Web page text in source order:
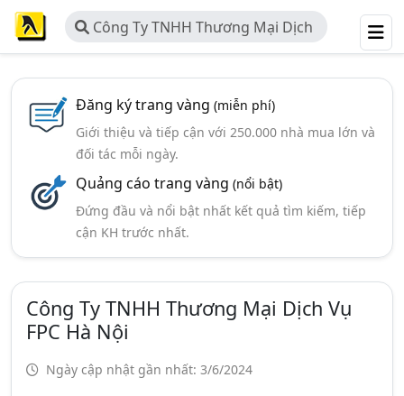
Công Ty TNHH Thương Mại Dịch
Vụ FPC Hà Nội
Đăng ký trang vàng (miễn phí)
Giới thiệu và tiếp cận với 250.000 nhà mua lớn và
đối tác mỗi ngày.
Quảng cáo trang vàng (nổi bật)
Đứng đầu và nổi bật nhất kết quả tìm kiếm, tiếp
cận KH trước nhất.
Công Ty TNHH Thương Mại Dịch Vụ
FPC Hà Nội
Ngày cập nhật gần nhất: 3/6/2024